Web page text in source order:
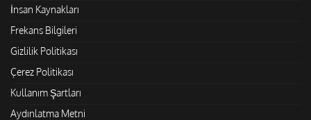
İnsan Kaynakları
Frekans Bilgileri
Gizlilik Politikası
Çerez Politikası
Kullanım Şartları
Aydınlatma Metni